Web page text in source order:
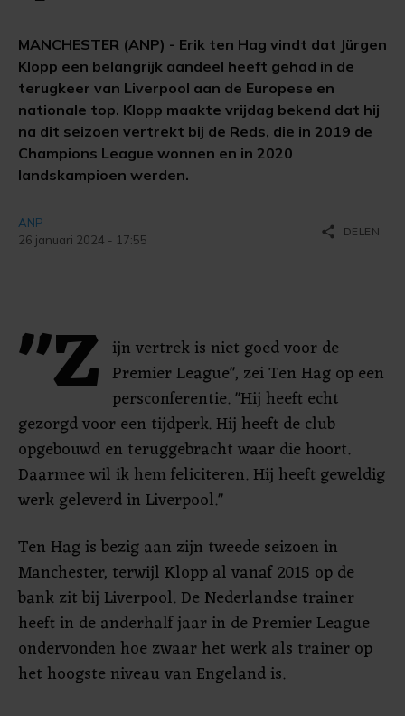
MANCHESTER (ANP) - Erik ten Hag vindt dat Jürgen
Klopp een belangrijk aandeel heeft gehad in de
terugkeer van Liverpool aan de Europese en
nationale top. Klopp maakte vrijdag bekend dat hij
na dit seizoen vertrekt bij de Reds, die in 2019 de
Champions League wonnen en in 2020
landskampioen werden.
ANP
26 januari 2024 - 17:55
share DELEN
"Z ijn vertrek is niet goed voor de
Premier League", zei Ten Hag op een
persconferentie. "Hij heeft echt
gezorgd voor een tijdperk. Hij heeft de club
opgebouwd en teruggebracht waar die hoort.
Daarmee wil ik hem feliciteren. Hij heeft geweldig
werk geleverd in Liverpool."
Ten Hag is bezig aan zijn tweede seizoen in
Manchester, terwijl Klopp al vanaf 2015 op de
bank zit bij Liverpool. De Nederlandse trainer
heeft in de anderhalf jaar in de Premier League
ondervonden hoe zwaar het werk als trainer op
het hoogste niveau van Engeland is.